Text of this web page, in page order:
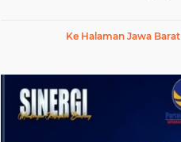
Ke Halaman Jawa Barat